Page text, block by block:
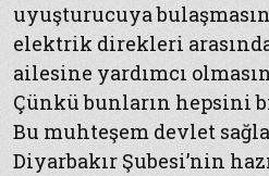
uyuşturucuya
elektrik direkleri
ailesine yardımcı
Çünkü bunların hepsini
Bu muhteşem devlet
Diyarbakır Şubesi’nin